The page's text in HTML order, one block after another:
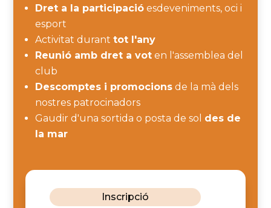
Dret a la participació esdeveniments, oci i
esport
Activitat duranttot l'any
Reunió amb dret a vot en l'assemblea del
club
Descomptes i promocions de la mà dels
nostres patrocinadors
Gaudir d'una sortida o posta de sol des de
la mar
Inscripció